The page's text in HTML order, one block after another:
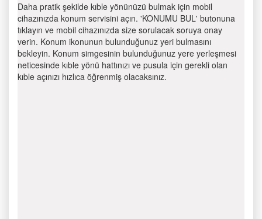
Daha pratik şekilde kıble yönünüzü bulmak için mobil
cihazınızda konum servisini açın. 'KONUMU BUL' butonuna
tıklayın ve mobil cihazınızda size sorulacak soruya onay
verin. Konum ikonunun bulunduğunuz yeri bulmasını
bekleyin. Konum simgesinin bulunduğunuz yere yerleşmesi
neticesinde kıble yönü hattınızı ve pusula için gerekli olan
kıble açınızı hızlıca öğrenmiş olacaksınız.